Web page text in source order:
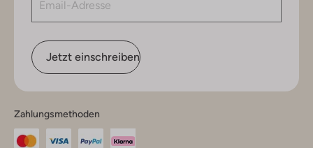
Jetzt einschreiben
Zahlungsmethoden